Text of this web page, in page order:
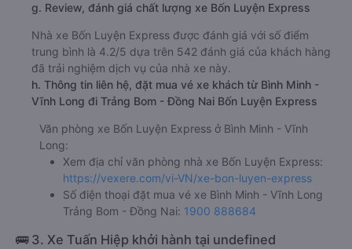
g. Review, đánh giá chất lượng xe Bốn Luyện Express
Nhà xe Bốn Luyện Express được đánh giá với số điểm
trung bình là 4.2/5 dựa trên 542 đánh giá của khách hàng
đã trải nghiệm dịch vụ của nhà xe này.
h. Thông tin liên hệ, đặt mua vé xe khách từ Bình Minh -
Vĩnh Long đi Trảng Bom - Đồng Nai Bốn Luyện Express
Văn phòng xe Bốn Luyện Express ở Bình Minh - Vĩnh
Long:
Xem địa chỉ văn phòng nhà xe Bốn Luyện Express:
https://vexere.com/vi-VN/xe-bon-luyen-express
Số điện thoại đặt mua vé xe Bình Minh - Vĩnh Long
Trảng Bom - Đồng Nai: 1900 888684
🚌 3. Xe Tuấn Hiệp khởi hành tại undefined